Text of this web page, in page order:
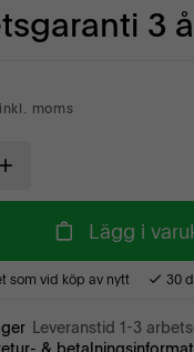
3
inkl. moms
Lägg i
som vid köp av nytt 30
Leveranstid 1-3